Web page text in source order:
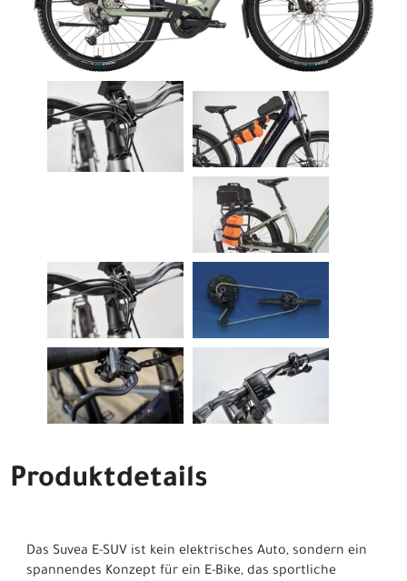
Produktdetails
Das Suvea E-SUV ist kein elektrisches Auto, sondern ein
spannendes Konzept für ein E-Bike, das sportliche